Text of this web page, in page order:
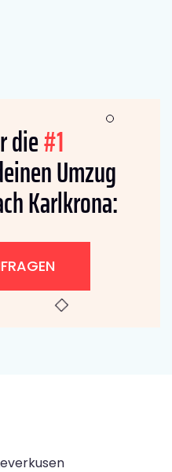
die#1
Umzug
Karlkrona: